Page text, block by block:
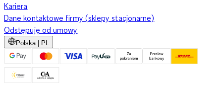
Kariera
Dane kontaktowe firmy (sklepy stacjonarne)
Odstępuję od umowy
Polska | PL